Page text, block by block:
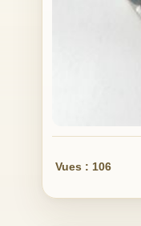
Vues : 106